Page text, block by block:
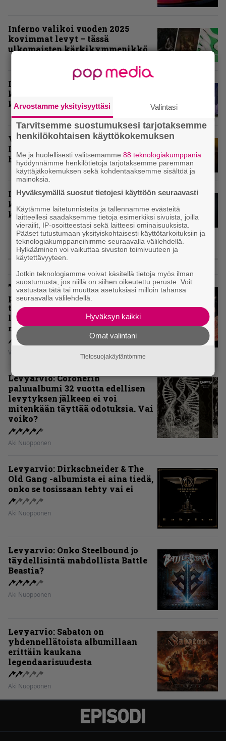
Inferno valikoi vuoden 2025
kovimmat levyt – tässä
ulkomaisten kärkikymmenikkö
Inferno valitsi vuoden 2025
kovimmat levyt – tässä kotimaan
kärkikymmenikkö
Vuoden 2024 raskaimmat – tässä
Infernon toimituskunnan
henkilökohtaiset kärkiviisikot
Inferno valitsi vuoden 2024
kovimmat albumit – tässä
kotimaisten kymmenen parasta
”Metallica ei ole koskaan
pelännyt kehittyä ja muuttua” –
tarkistelussa 30 vuotta täyttävä
levy, joka jakaa fanien
mielipiteet
Vesa Siltanen
Levyarvio: Coronerin
paluualbumi 32 vuotta edellisen
levytyksen jälkeen ei voi
mitenkään täyttää odotuksia. Vai
voiko?
Aki Nuopponen
Levyarvio: Dirkschneider & The
Old Gang -albumista ei aina tiedä,
onko se tosissaan tehty vai ei
Aki Nuopponen
Levyarvio: Onko Steelbound jo
täydellisintä mahdollista Battle
Beastia?
Aki Nuopponen
Levyarvio: Sabaton on
yhdennellätoista albumillaan
erittäin kaukana
legendaarisuudesta
Aki Nuopponen
Arvostamme yksityisyyttäsi Valintasi
Tarvitsemme suostumuksesi tarjotaksemme
henkilökohtaisen käyttökokemuksen
Me ja huolellisesti valitsemamme88 teknologiakumppania
hyödynnämme henkilötietoja tarjotaksemme paremman
käyttäjäkokemuksen sekä kohdentaaksemme sisältöä ja
mainoksia.
Hyväksymällä suostut tietojesi käyttöön seuraavasti
Käytämme laitetunnisteita ja tallennamme evästeitä
laitteellesi saadaksemme tietoja esimerkiksi sivuista, joilla
vierailit, IP-osoitteestasi sekä laitteesi ominaisuuksista.
Pääset tutustumaan yksityiskohtaisesti käyttötarkoituksiin ja
teknologiakumppaneihimme seuraavalla välilehdellä.
Hylkääminen voi vaikuttaa sivuston toimivuuteen ja
käytettävyyteen.
Jotkin teknologiamme voivat käsitellä tietoja myös ilman
suostumusta, jos niillä on siihen oikeutettu peruste. Voit
vastustaa tätä tai muuttaa asetuksiasi milloin tahansa
seuraavalla välilehdellä.
Hyväksyn kaikki
Omat valintani
Tietosuojakäytäntömme